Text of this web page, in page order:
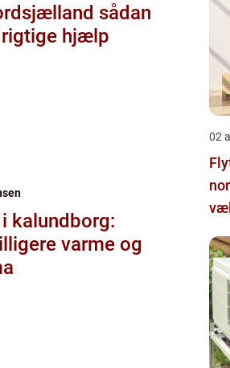
sådan
hjælp
kalundborg:
varme og
02